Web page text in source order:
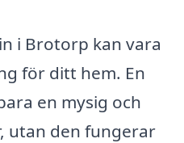
i Brotorp kan vara
för ditt hem. En
en mysig och
utan den fungerar